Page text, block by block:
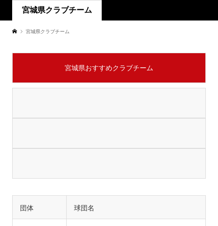
宮城県クラブチーム
宮城県クラブチーム
宮城県おすすめクラブチーム
団体 球団名